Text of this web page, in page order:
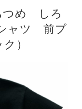
つめ しろ
ャツ 前プ
）